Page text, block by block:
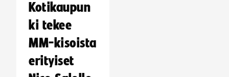
Kotikaupun
ki tekee
MM-kisoista
erityiset